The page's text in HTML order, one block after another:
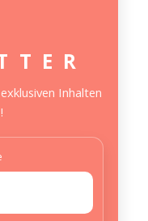
T E R
Inhalten